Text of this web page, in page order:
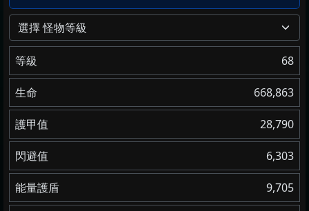
選擇 怪物等級
等級 68
生命 668,863
護甲值 28,790
閃避值 6,303
能量護盾 9,705